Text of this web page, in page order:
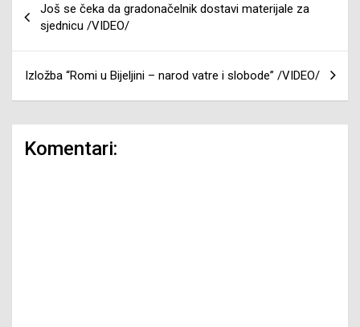
članaka
Još se čeka da gradonačelnik dostavi materijale za
sjednicu /VIDEO/
Izložba “Romi u Bijeljini – narod vatre i slobode” /VIDEO/
Komentari: